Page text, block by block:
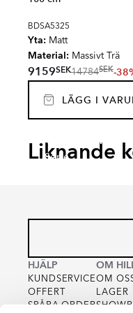
BDSA5325
Yta: Matt
Material: Massivt Trä
9159SEK14784SEK-
LÄGG I
Liknande
Serie
CARRANO
Serie
HJÄLP
KUNDSERVICE
OFFERT
SPÅRA ORDER
OM
OM
LAGER